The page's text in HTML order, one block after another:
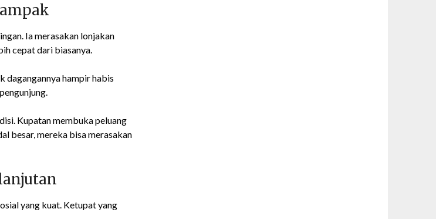
Ia merasakan lonjakan
cepat dari biasanya.
dagangannya hampir habis
Kupatan membuka peluang
besar, mereka bisa merasakan
yang kuat. Ketupat yang